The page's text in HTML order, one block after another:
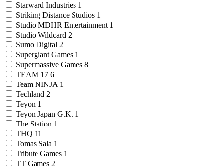
Starward Industries 1
Striking Distance Studios 1
Studio MDHR Entertainment 1
Studio Wildcard 2
Sumo Digital 2
Supergiant Games 1
Supermassive Games 8
TEAM 17 6
Team NINJA 1
Techland 2
Teyon 1
Teyon Japan G.K. 1
The Station 1
THQ 11
Tomas Sala 1
Tribute Games 1
TT Games 2